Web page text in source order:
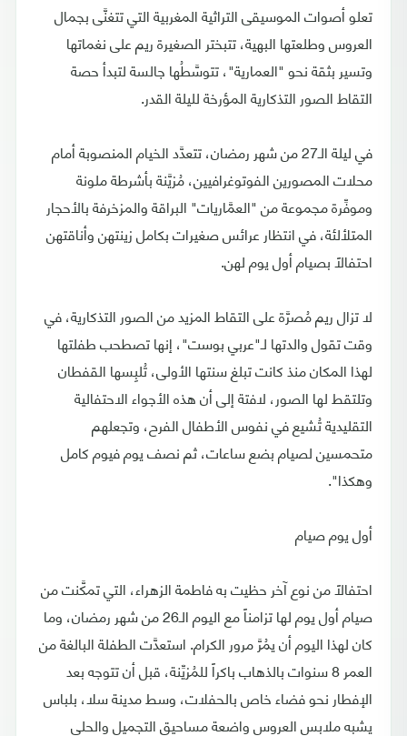
تعلو أصوات الموسيقى التراثية المغربية التي تتغنَّى بجمال
العروس وطلعتها البهية، تتبختر الصغيرة ريم على نغماتها
وتسير بثقة نحو "العمارية"، تتوسَّطُها جالسة لتبدأ حصة
التقاط الصور التذكارية المؤرخة لليلة القدر.
في ليلة الـ27 من شهر رمضان، تتعدَّد الخيام المنصوبة أمام
محلات المصورين الفوتوغرافيين، مُزيَّنة بأشرطة ملونة
وموفِّرة مجموعة من "العمَّاريات" البراقة والمزخرفة بالأحجار
المتلألئة، في انتظار عرائس صغيرات بكامل زينتهن وأناقتهن
احتفالاً بصيام أول يوم لهن.
لا تزال ريم مُصرَّة على التقاط المزيد من الصور التذكارية، في
وقت تقول والدتها لـ"عربي بوست"، إنها تصطحب طفلتها
لهذا المكان منذ كانت تبلغ سنتها الأولى، تُلبِسها القفطان
وتلتقط لها الصور، لافتة إلى أن هذه الأجواء الاحتفالية
التقليدية تُشيع في نفوس الأطفال الفرح، وتجعلهم
متحمسين لصيام بضع ساعات، ثم نصف يوم فيوم كامل
وهكذا".
أول يوم صيام
احتفالاً من نوع آخر حظيت به فاطمة الزهراء، التي تمكَّنت من
صيام أول يوم لها تزامناً مع اليوم الـ26 من شهر رمضان، وما
كان لهذا اليوم أن يمُرَّ مرور الكرام. استعدَّت الطفلة البالغة من
العمر 8 سنوات بالذهاب باكراً للمُزيِّنة، قبل أن تتوجه بعد
الإفطار نحو فضاء خاص بالحفلات، وسط مدينة سلا، بلباس
يشبه ملابس العروس واضعة مساحيق التجميل والحلي